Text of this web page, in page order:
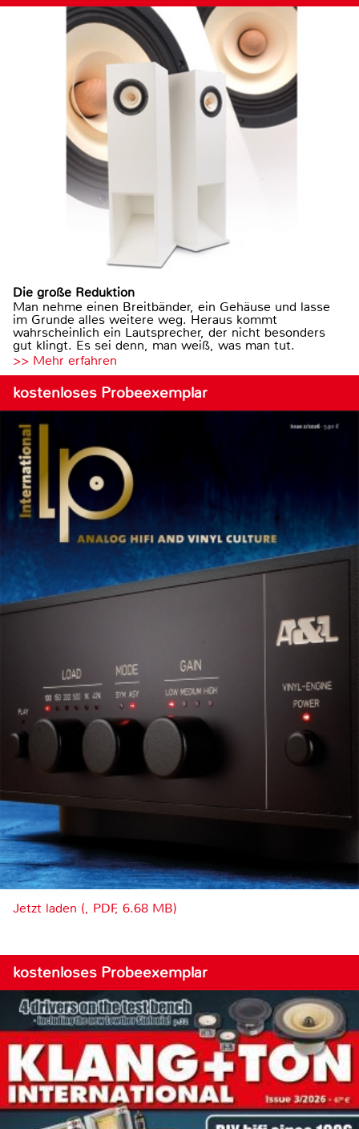
Die große Reduktion
Man nehme einen Breitbänder, ein Gehäuse und lasse
im Grunde alles weitere weg. Heraus kommt
wahrscheinlich ein Lautsprecher, der nicht besonders
gut klingt. Es sei denn, man weiß, was man tut.
>> Mehr erfahren
kostenloses Probeexemplar
Jetzt laden (, PDF, 6.68 MB)
kostenloses Probeexemplar